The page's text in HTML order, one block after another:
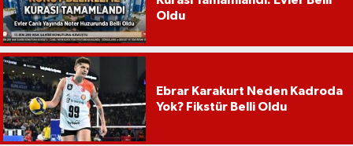
Oldu
Ebrar Karakurt Neden Kadroda
Yok? Fikstür Belli Oldu